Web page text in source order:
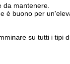
mantenere.
è buono per
su tutti i tipi